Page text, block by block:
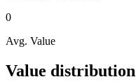
0
Avg. Value
Value distribution